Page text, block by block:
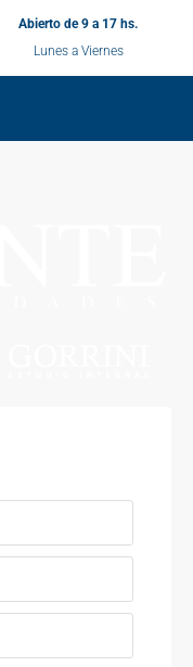
Abierto de 9 a 17 hs.
Lunes a Viernes